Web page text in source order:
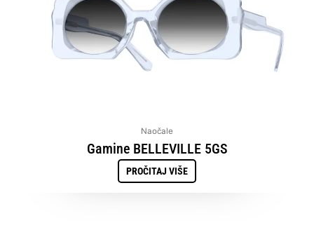
Naočale
Gamine BELLEVILLE 5GS
PROČITAJ VIŠE